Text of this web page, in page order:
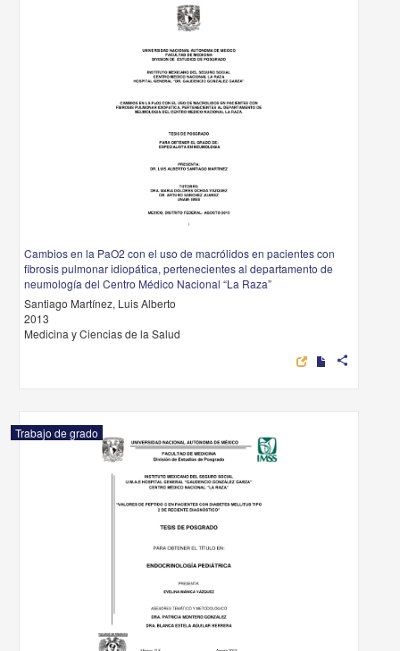
Cambios en la PaO2 con el uso de macrólidos en pacientes con
fibrosis pulmonar idiopática, pertenecientes al departamento de
neumología del Centro Médico Nacional “La Raza”
Santiago Martínez, Luis Alberto
2013
Medicina y Ciencias de la Salud
share
Trabajo de grado